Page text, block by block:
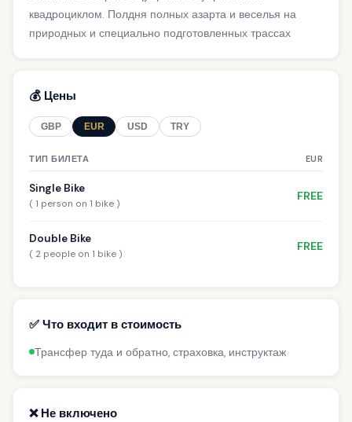
квадроциклом. Полдня полных азарта и веселья на
природных и специально подготовленных трассах
💰 Цены
GBP EUR USD TRY
ТИП БИЛЕТА EUR
Single Bike
( 1 person on 1 bike )
FREE
Double Bike
( 2 people on 1 bike )
FREE
✅ Что входит в стоимость
Трансфер туда и обратно, страховка, инструктаж
❌ Не включено